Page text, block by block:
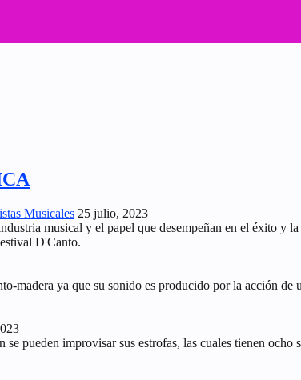
Musicales 25 julio, 2023
musical y el papel que desempeñan en el éxito y
D'Canto.
madera ya que su sonido es producido por la acción
se pueden improvisar sus estrofas, las cuales tienen